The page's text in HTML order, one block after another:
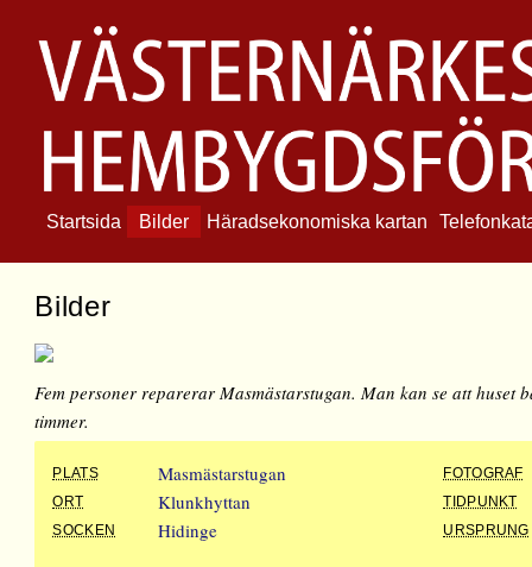
Startsida Bilder Häradsekonomiska kartan
Bilder
Fem personer reparerar Masmästarstugan. Man kan se att huset
timmer.
PLATS Masmästarstugan
FOTOGRAF
ORT
Klunkhyttan
TIDPUNKT
SOCKEN
Hidinge URSPRUNG